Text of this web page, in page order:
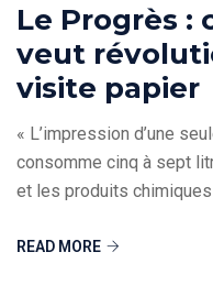
Le Progrès
veut
visite papier
« L’impression d’une
consomme cinq à sept
et les produits chimiques
READ MORE